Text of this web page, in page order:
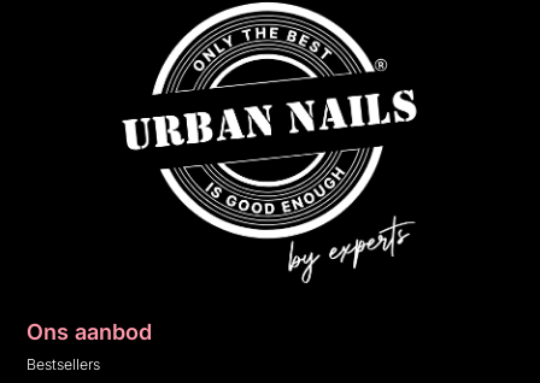
Ons aanbod
Bestsellers